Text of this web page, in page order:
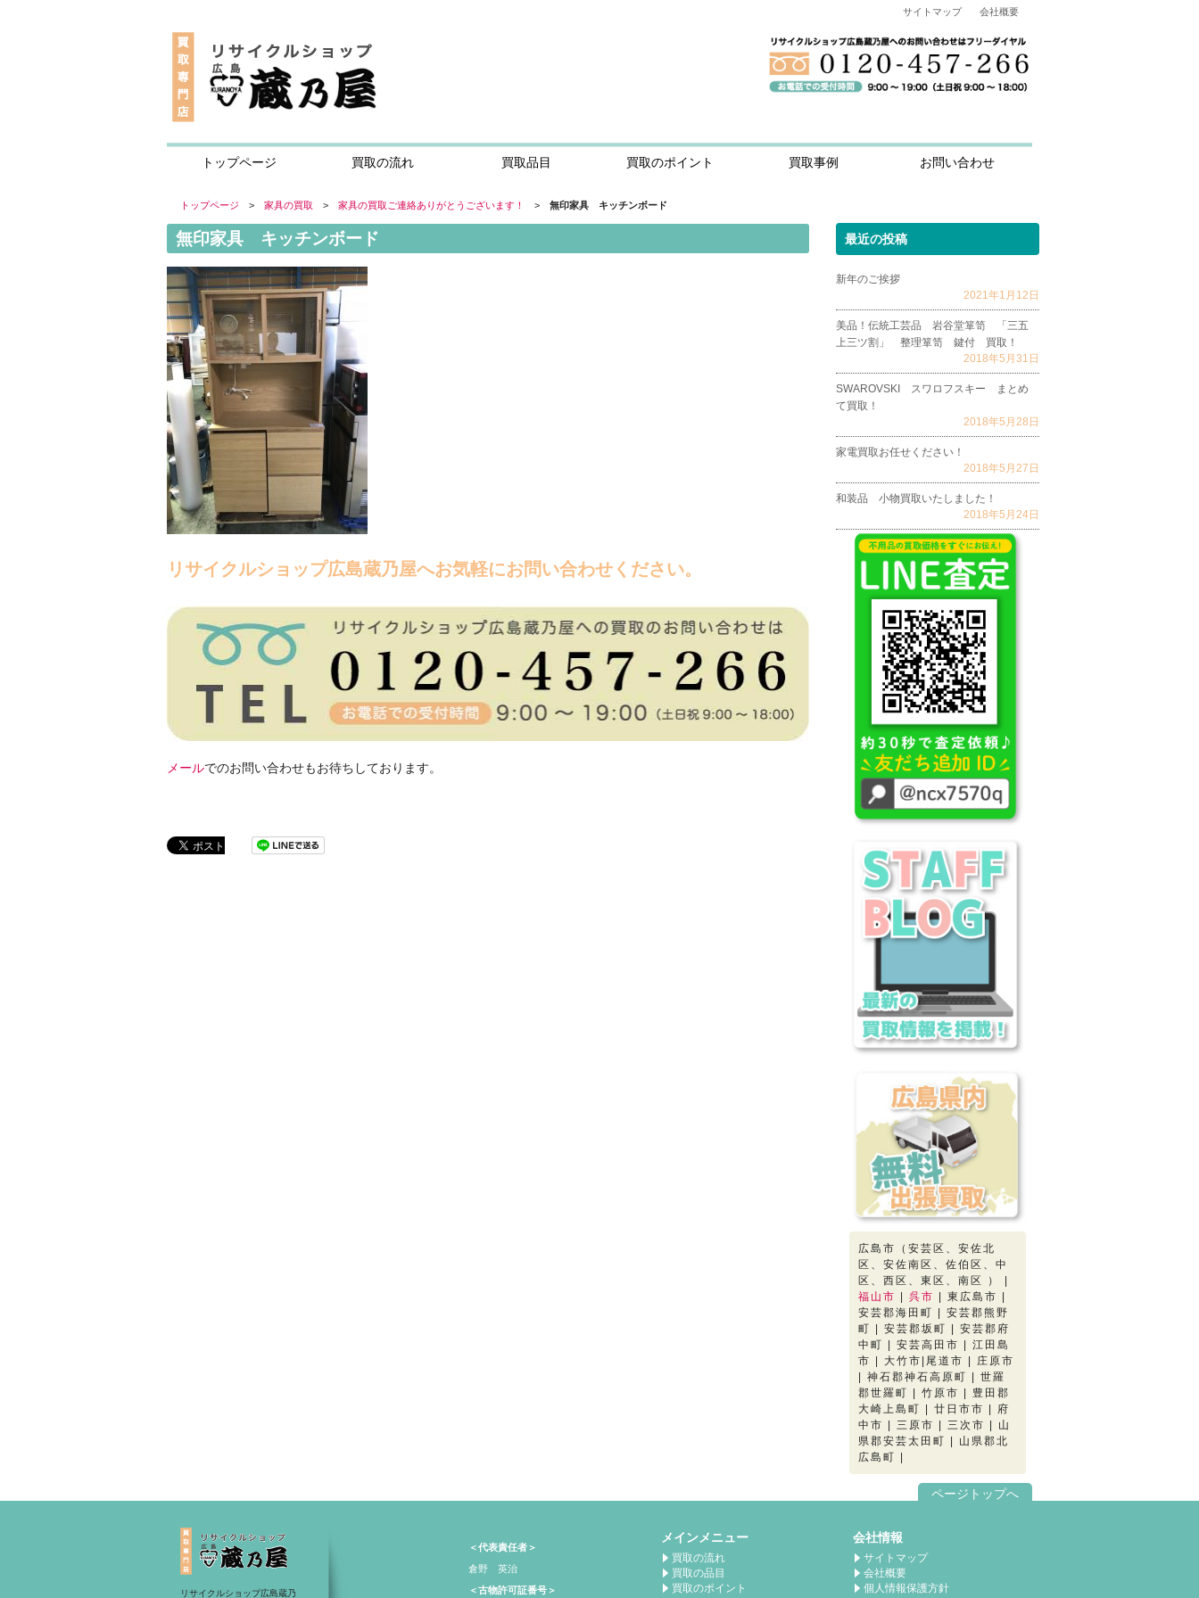
サイトマップ 会社概要
トップページ 買取の流れ 買取品目 買取のポイント 買取事例 お問い合わせ
トップページ > 家具の買取 > 家具の買取ご連絡ありがとうございます！ > 無印家具 キッチンボード
無印家具 キッチンボード
リサイクルショップ広島蔵乃屋へお気軽にお問い合わせください。
メールでのお問い合わせもお待ちしております。
最近の投稿
新年のご挨拶
2021年1月12日
美品！伝統工芸品 岩谷堂箪笥 「三五
上三ツ割」 整理箪笥 鍵付 買取！
2018年5月31日
SWAROVSKI スワロフスキー まとめ
て買取！
2018年5月28日
家電買取お任せください！
2018年5月27日
和装品 小物買取いたしました！
2018年5月24日
広島市（安芸区、安佐北
区、安佐南区、佐伯区、中
区、西区、東区、南区 ） |
福山市
呉市
| 東広島市 |
安芸郡海田町 | 安芸郡熊野
町 | 安芸郡坂町 | 安芸郡府
中町 | 安芸高田市 | 江田島
市 | 大竹市|尾道市 | 庄原市
| 神石郡神石高原町 | 世羅
郡世羅町 | 竹原市 | 豊田郡
大崎上島町 | 廿日市市 | 府
中市 | 三原市 | 三次市 | 山
県郡安芸太田町 | 山県郡北
広島町 |
ページトップへ
リサイクルショップ広島蔵乃
＜代表責任者＞
倉野 英治
＜古物許可証番号＞
メインメニュー
買取の流れ
買取の品目
買取のポイント
会社情報
サイトマップ
会社概要
個人情報保護方針